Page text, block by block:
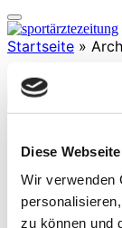
Diese
Wir verwenden
zu können und
Startseite »
Tätigkeit bei
Olympischen